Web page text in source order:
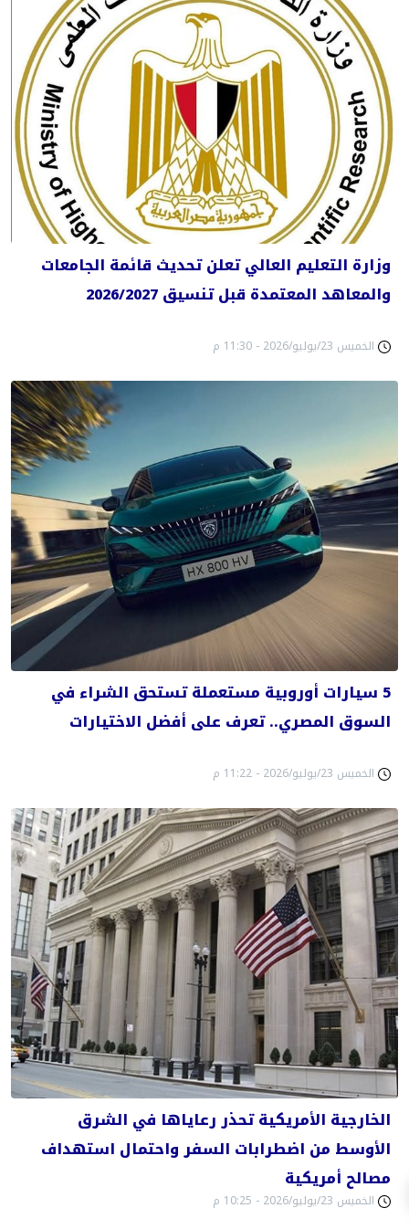
وزارة التعليم العالي تعلن تحديث قائمة الجامعات
والمعاهد المعتمدة قبل تنسيق 2026/2027
الخميس 23/يوليو/2026 - 11:30 م
5 سيارات أوروبية مستعملة تستحق الشراء في
السوق المصري.. تعرف على أفضل الاختيارات
الخميس 23/يوليو/2026 - 11:22 م
الخارجية الأمريكية تحذر رعاياها في الشرق
الأوسط من اضطرابات السفر واحتمال استهداف
مصالح أمريكية
الخميس 23/يوليو/2026 - 10:25 م